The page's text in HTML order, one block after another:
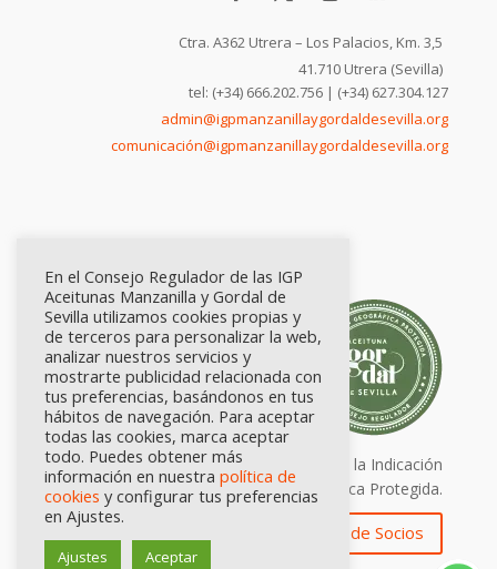
Ctra. A362 Utrera – Los Palacios, Km. 3,5
41.710 Utrera (Sevilla)
tel: (+34) 666.202.756 | (+34) 627.304.127
admin@igpmanzanillaygordaldesevilla.org
comunicación@igpmanzanillaygordaldesevilla.org
Calidad certificada por Origen. Sellos de la Indicación
Geográfica Protegida.
Zona de Socios
En el Consejo Regulador de las IGP
Aceitunas Manzanilla y Gordal de
Sevilla utilizamos cookies propias y
de terceros para personalizar la web,
analizar nuestros servicios y
mostrarte publicidad relacionada con
tus preferencias, basándonos en tus
hábitos de navegación. Para aceptar
todas las cookies, marca aceptar
todo. Puedes obtener más
información en nuestra política de
cookies y configurar tus preferencias
en Ajustes.
Ajustes Aceptar